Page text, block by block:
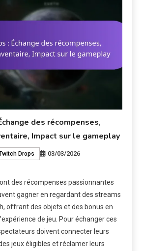
des récompenses,
Impact sur le gameplay
Drops
03/03/2026
des récompenses passionnantes
gagner en regardant des streams
offrant des objets et des bonus en
de jeu. Pour échanger ces
doivent connecter leurs
jeux éligibles et réclamer leurs